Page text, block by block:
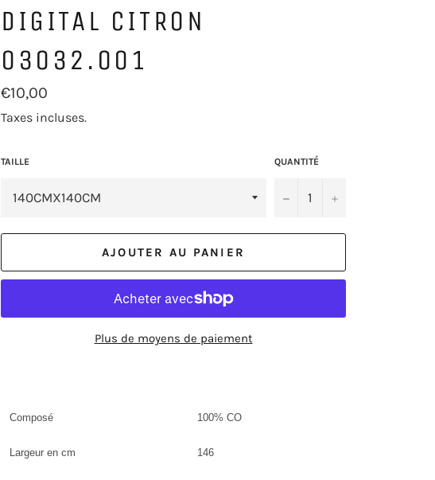
DIGITAL CITRON
03032.001
Prix
régulier
€10,00
Taxes incluses.
TAILLE QUANTITÉ
− +
AJOUTER AU PANIER
Plus de moyens de paiement
Composé 100% CO
Largeur en cm 146